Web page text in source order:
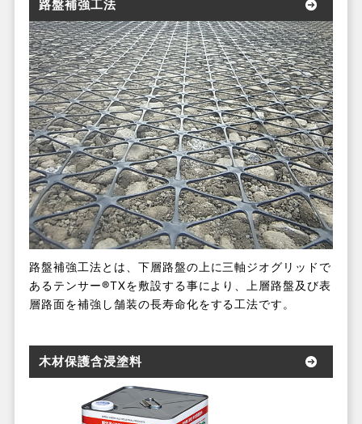
路盤補強工法
路盤補強工法とは、下層路盤の上に三軸ジオグリッドで
あるテンサー®TXを敷設する事により、上層路盤及び表
層路面を補強し舗装の長寿命化をする工法です。
木材保護含浸塗料